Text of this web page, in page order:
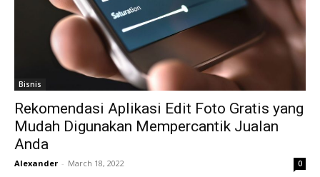
Bisnis
Rekomendasi Aplikasi Edit Foto Gratis yang
Mudah Digunakan Mempercantik Jualan
Anda
Alexander - March 18, 2022 0